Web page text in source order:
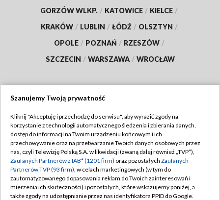
GORZÓW WLKP. / KATOWICE / KIELCE /
KRAKÓW / LUBLIN / ŁÓDŹ / OLSZTYN /
OPOLE / POZNAŃ / RZESZÓW /
SZCZECIN / WARSZAWA / WROCŁAW
TVP
Abonament TVP
Emisja w TVP
Centrum informacji TVP
Naziemna Telewizja Cyfrowa
Regulamin TVP
Polityka prywatności
Moje zgody
Pomoc
Szanujemy Twoją prywatność
Kliknij "Akceptuję i przechodzę do serwisu", aby wyrazić zgody na
korzystanie z technologii automatycznego śledzenia i zbierania danych,
dostęp do informacji na Twoim urządzeniu końcowym i ich
przechowywanie oraz na przetwarzanie Twoich danych osobowych przez
nas, czyli Telewizję Polską S.A. w likwidacji (zwaną dalej również „TVP”),
Zaufanych Partnerów z IAB* (1201 firm) oraz pozostałych Zaufanych
Partnerów TVP (93 firm), w celach marketingowych (w tym do
zautomatyzowanego dopasowania reklam do Twoich zainteresowań i
mierzenia ich skuteczności) i pozostałych, które wskazujemy poniżej, a
także zgody na udostępnianie przez nas identyfikatora PPID do Google.